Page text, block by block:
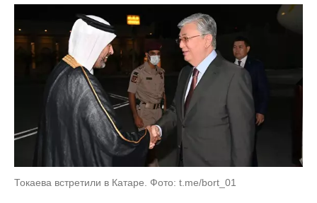
Токаева встретили в Катаре. Фото: t.me/bort_01